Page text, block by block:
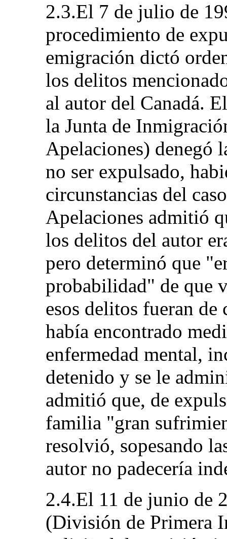
2.3.El 7 de julio de
procedimiento de
emigración dictó
los delitos
al autor del Canadá.
la Junta de
Apelaciones) denegó
no ser expulsado,
circunstancias del
Apelaciones admitió
los delitos del autor
pero determinó que
probabilidad" de que
esos delitos fueran
había encontrado
enfermedad mental,
detenido y se le
admitió que, de
familia "gran
resolvió, sopesando
autor no padecería
2.4.El 11 de junio de
(División de Primera